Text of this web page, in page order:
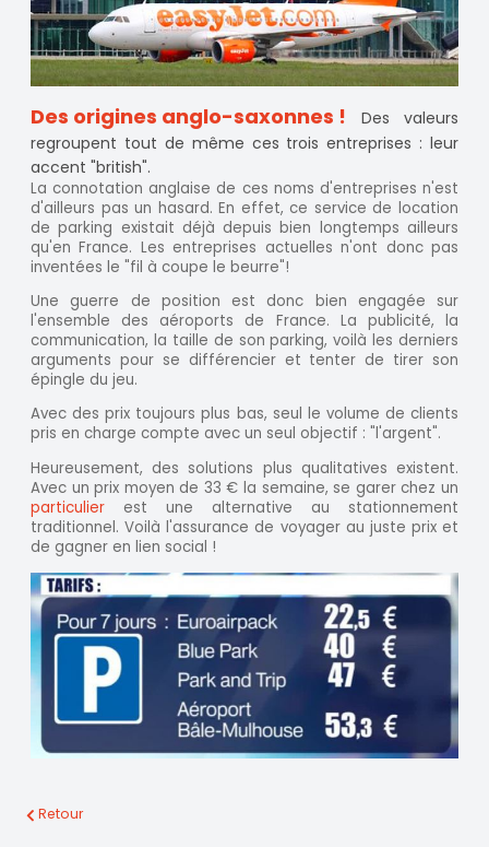
Des origines anglo-saxonnes ! Des valeurs
regroupent tout de même ces trois entreprises : leur
accent "british".
La connotation anglaise de ces noms d'entreprises n'est
d'ailleurs pas un hasard. En effet, ce service de location
de parking existait déjà depuis bien longtemps ailleurs
qu'en France. Les entreprises actuelles n'ont donc pas
inventées le "fil à coupe le beurre"!
Une guerre de position est donc bien engagée sur
l'ensemble des aéroports de France. La publicité, la
communication, la taille de son parking, voilà les derniers
arguments pour se différencier et tenter de tirer son
épingle du jeu.
Avec des prix toujours plus bas, seul le volume de clients
pris en charge compte avec un seul objectif : "l'argent".
Heureusement, des solutions plus qualitatives existent.
Avec un prix moyen de 33 € la semaine, se garer chez un
particulier est une alternative au stationnement
traditionnel. Voilà l'assurance de voyager au juste prix et
de gagner en lien social !
Retour